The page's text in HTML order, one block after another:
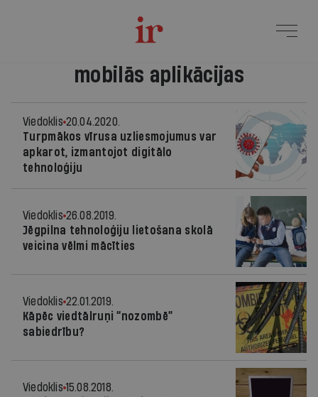
mobilās aplikācijas
Viedoklis 20.04.2020.
Turpmākos vīrusa uzliesmojumus var
apkarot, izmantojot digitālo
tehnoloģiju
Viedoklis 26.08.2019.
Jēgpilna tehnoloģiju lietošana skolā
veicina vēlmi mācīties
Viedoklis 22.01.2019.
Kāpēc viedtālruņi “nozombē”
sabiedrību?
Viedoklis 15.08.2018.